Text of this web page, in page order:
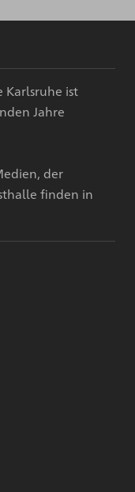
Karlsruhe ist
Jahre
der
finden in